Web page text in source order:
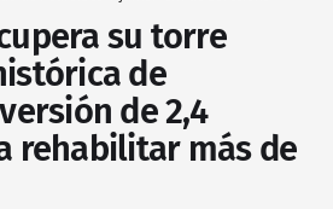
su torre
de
de 2,4
rehabilitar más de